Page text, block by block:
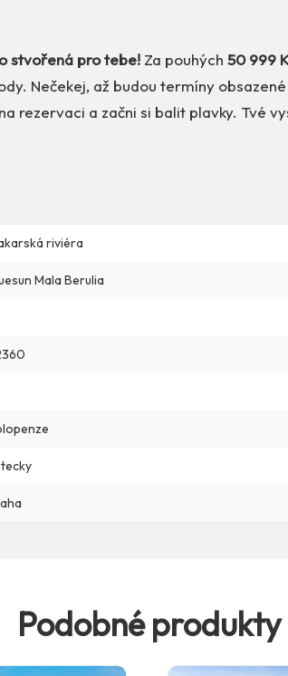
stvořená pro tebe! Za pouhých 50 999
Nečekej, až budou termíny
rezervaci a začni si balit plavky. Tvé
riviéra
Mala Berulia
Podobné produkty